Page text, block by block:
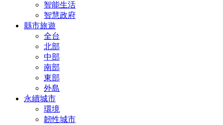
智能生活
智慧政府
縣市旅遊
全台
北部
中部
南部
東部
外島
永續城市
環境
韌性城市